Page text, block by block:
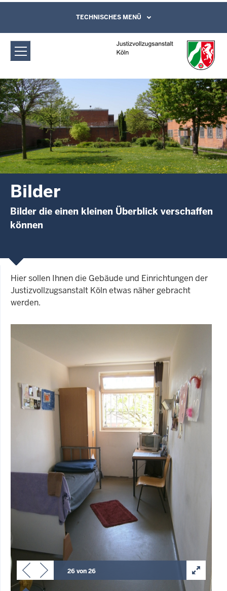
Justizvollzugsanstalt Köln: Bilder
Direkt zum Inhalt
Leichte Sprache, Gebärdensprachenvideo
und Kontaktformular
TECHNISCHES MENÜ
Bilder
Bilder die einen kleinen Überblick verschaffen
können
Hier sollen Ihnen die Gebäude und Einrichtungen der
Justizvollzugsanstalt Köln etwas näher gebracht
werden.
26 von 26